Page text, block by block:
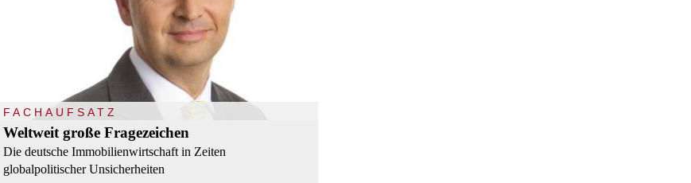
FACHAUFSATZ
Weltweit große Fragezeichen
Die deutsche Immobilienwirtschaft in Zeiten
globalpolitischer Unsicherheiten